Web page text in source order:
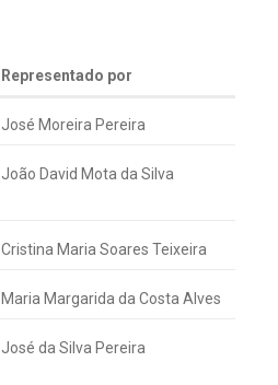
Representado por
José Moreira Pereira
João David Mota da Silva
Cristina Maria Soares Teixeira
Maria Margarida da Costa Alves
José da Silva Pereira